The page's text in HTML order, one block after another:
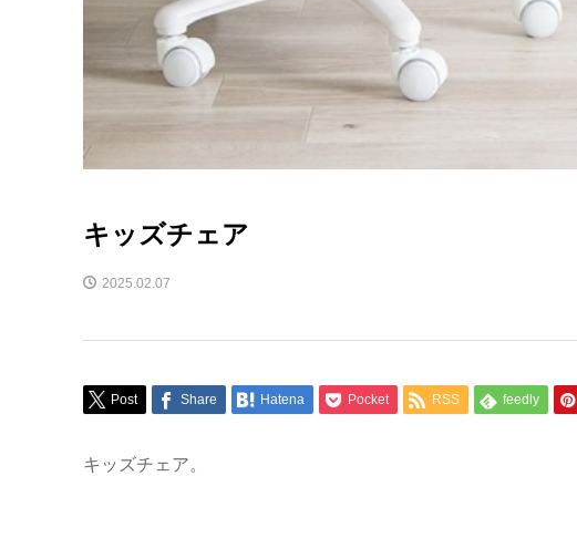
キッズチェア
2025.02.07
Post Share Hatena Pocket RSS feedly
キッズチェア。